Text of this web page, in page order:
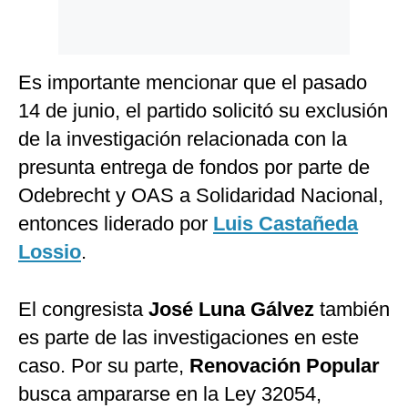
Es importante mencionar que el pasado
14 de junio, el partido solicitó su exclusión
de la investigación relacionada con la
presunta entrega de fondos por parte de
Odebrecht y OAS a Solidaridad Nacional,
entonces liderado por Luis Castañeda
Lossio.
El congresista José Luna Gálvez también
es parte de las investigaciones en este
caso. Por su parte, Renovación Popular
busca ampararse en la Ley 32054,